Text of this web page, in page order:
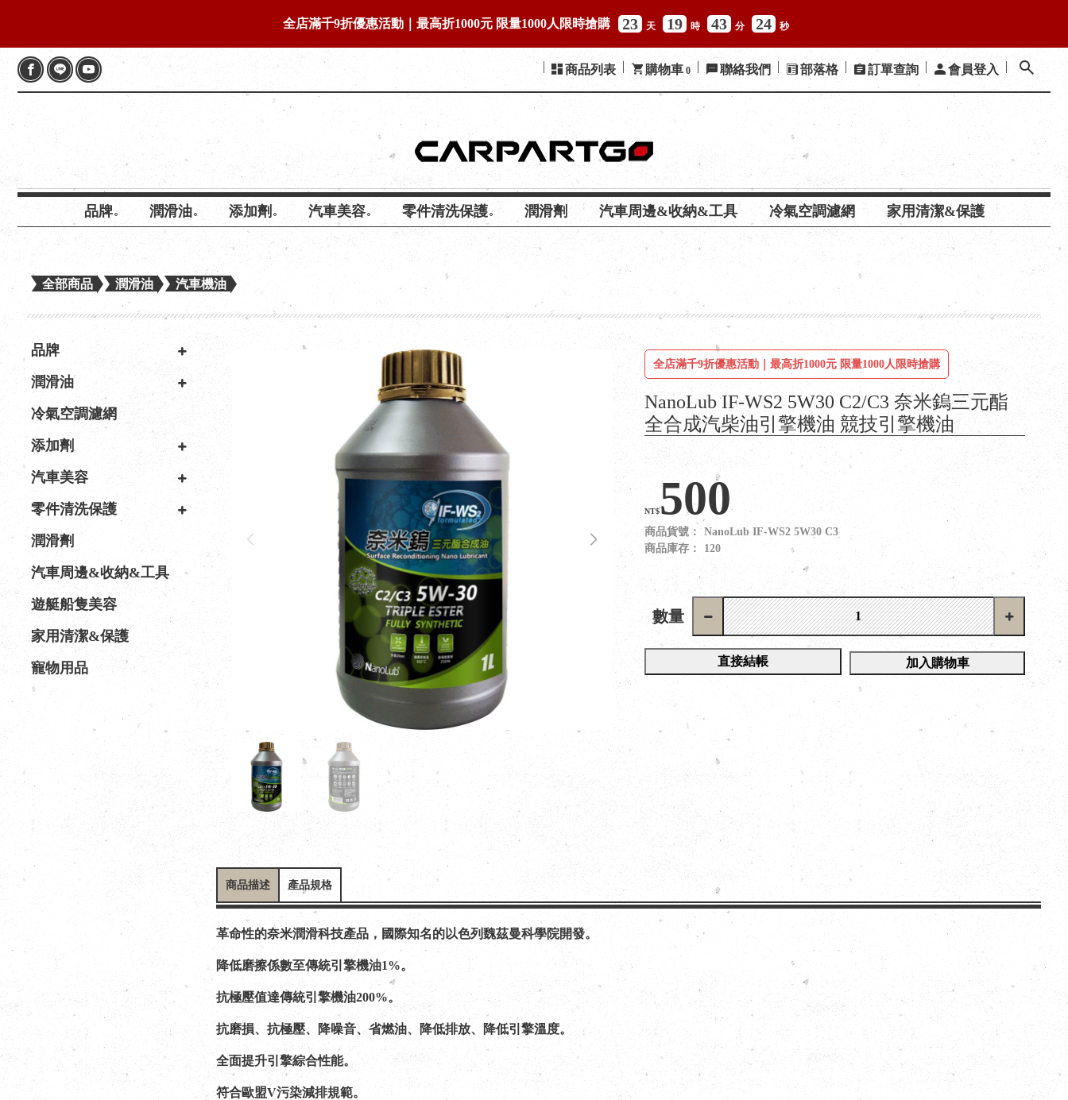
全店滿千9折優惠活動｜最高折1000元 限量1000人限時搶購 23 天 19 時 43 分 23 秒
商品列表 購物車 0 聯絡我們 部落格 訂單查詢 會員登入
品牌 潤滑油 添加劑 汽車美容 零件清洗保護 潤滑劑 汽車周邊&收納&工具 冷氣空調濾網 家用清潔&保護
全部商品 潤滑油 汽車機油
品牌
潤滑油
冷氣空調濾網
添加劑
汽車美容
零件清洗保護
潤滑劑
汽車周邊&收納&工具
遊艇船隻美容
家用清潔&保護
寵物用品
NanoLub IF-WS2 5W30 C2/C3 奈米鎢三元酯
全合成汽柴油引擎機油 競技引擎機油
全店滿千9折優惠活動｜最高折1000元 限量1000人限時搶購
NT$500
商品貨號：
NanoLub IF-WS2 5W30 C3
商品庫存：
120
數量
直接結帳 加入購物車
商品描述 產品規格
革命性的奈米潤滑科技產品，國際知名的以色列魏茲曼科學院開發。
降低磨擦係數至傳統引擎機油1%。
抗極壓值達傳統引擎機油200%。
抗磨損、抗極壓、降噪音、省燃油、降低排放、降低引擎溫度。
全面提升引擎綜合性能。
符合歐盟V污染減排規範。